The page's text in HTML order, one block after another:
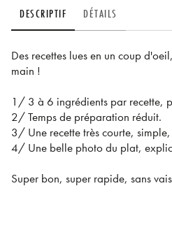
DESCRIPTIF DÉTAILS
Des recettes lues en un coup
main !
1/ 3 à 6 ingrédients par recette,
2/ Temps de préparation réduit.
3/ Une recette très courte,
4/ Une belle photo du plat,
Super bon, super rapide, sans